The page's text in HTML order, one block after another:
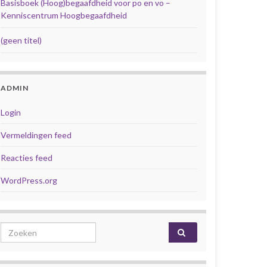
Basisboek (Hoog)begaafdheid voor po en vo –
Kenniscentrum Hoogbegaafdheid
(geen titel)
ADMIN
Login
Vermeldingen feed
Reacties feed
WordPress.org
Search for: